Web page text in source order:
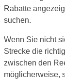
Rabatte
suchen.
Wenn Sie nicht
Strecke die
zwischen den
möglicherweise,